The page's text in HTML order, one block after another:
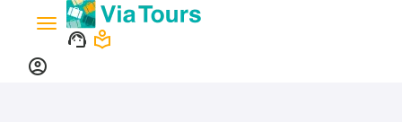
Toggle
navigation
support_agent local_library
account_circle